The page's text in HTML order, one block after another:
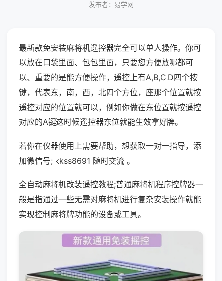
发布者：易学网
最新款免安装麻将机遥控器完全可以单人操作。你可
以放在口袋里面、包包里面，只要您方便放哪都可
以、重要的是能方便操作，遥控上有A,B,C,D四个按
键，代表东，南，西，北四个方位，座那个位置就按
遥控对应的位置就可以，例如你做在东位置就按遥控
对应的A键这时候遥控器东位就能生效拿好牌。
若你在仪器使用上需要帮助，想获取一对一指导，添
加微信号; kkss8691 随时交流 。
全自动麻将机改装遥控教程;普通麻将机程序控牌器一
般是指通过一些无需对麻将机进行复杂安装操作就能
实现控制麻将牌功能的设备或工具。